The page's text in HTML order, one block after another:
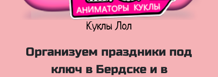
Куклы Лол
Организуем праздники под
ключ в Бердске и в